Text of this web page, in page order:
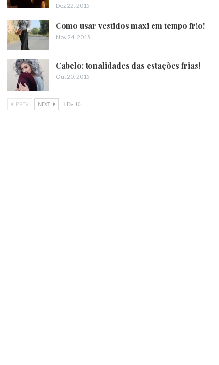
Dez 22, 2015
Como usar vestidos maxi em tempo frio!
Nov 24, 2015
Cabelo: tonalidades das estações frias!
Out 20, 2015
PREV NEXT 1 De 40